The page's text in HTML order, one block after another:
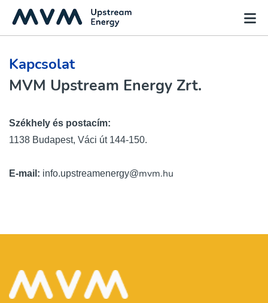
Kapcsolat
MVM Upstream Energy Zrt.
Székhely és postacím:
1138 Budapest, Váci út 144-150.
E-mail: info.upstreamenergy@mvm.hu